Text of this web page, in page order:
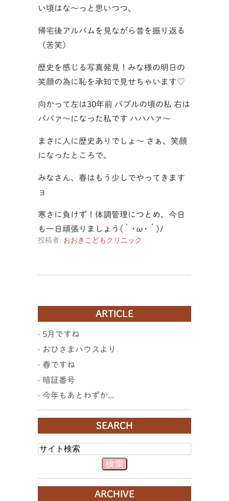
い頃はな～っと思いつつ、
帰宅後アルバムを見ながら昔を振り返る
（苦笑）
歴史を感じる写真発見！みな様の明日の
笑顔の為に恥を承知で見せちゃいます♡
向かって左は30年前 バブルの頃の私 右は
ババァ～になった私です ハハハァ～
まさに人に歴史ありでしょ～ さぁ、笑顔
になったところで、
みなさん、春はもう少しでやってきます
ョ
寒さに負けず！体調管理につとめ、今日
も一日頑張りましょう(｀･ω･´)ﾉ
投稿者: おおきこどもクリニック
ARTICLE
5月ですね
おひさまハウスより
春ですね
暗証番号
今年もあとわずか...
SEARCH
ARCHIVE